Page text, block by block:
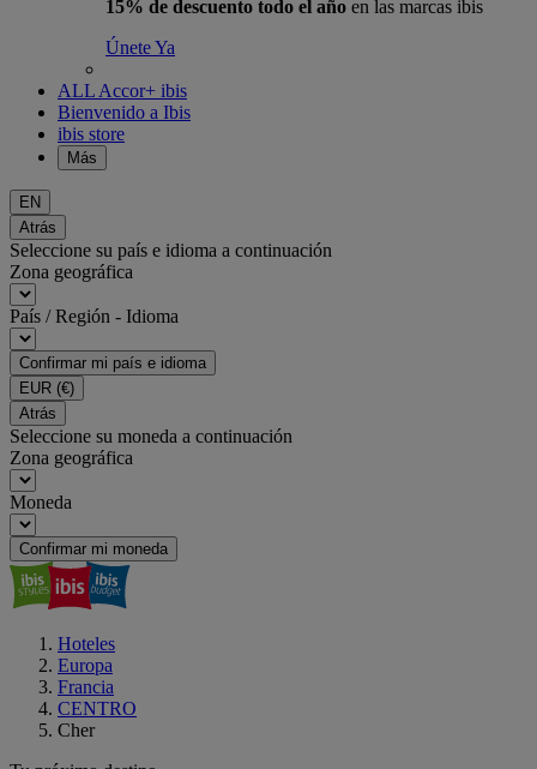
15% de descuento todo el año en las marcas ibis
Únete Ya
ALL Accor+ ibis
Bienvenido a Ibis
ibis store
Más
EN
Atrás
Seleccione su país e idioma a continuación
Zona geográfica
País / Región - Idioma
Confirmar mi país e idioma
EUR (€)
Atrás
Seleccione su moneda a continuación
Zona geográfica
Moneda
Confirmar mi moneda
Hoteles
Europa
Francia
CENTRO
Cher